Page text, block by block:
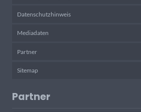
Datenschutzhinweis
Mediadaten
Partner
Sitemap
Partner